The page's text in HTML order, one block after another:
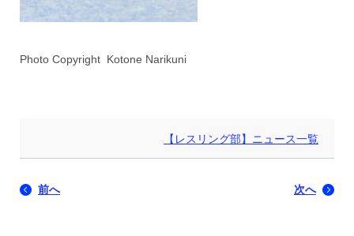
Photo Copyright Kotone Narikuni
【レスリング部】ニュース一覧
前へ 次へ